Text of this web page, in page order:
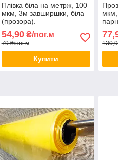
Плівка біла на метрж, 100
мкм, 3м завширшки, біла
(прозора).
54,90₴/пог.м
79 ₴/пог.м
Купити